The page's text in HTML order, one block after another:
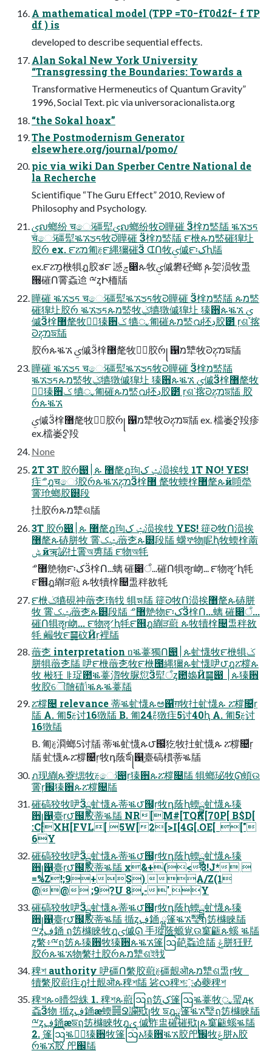
A mathematical model (TPP =T0−fT0d2f− f TP
df ) is
developed to describe sequential effects.
Alan Sokal New York University
“Transgressing the Boundaries: Towards a
Transformative Hermeneutics of Quantum Gravity”
1996, Social Text. pic via universoracionalista.org
“the Sokal hoax”
The Postmodernism Generator
elsewhere.org/journal/pomo/
pic via wiki Dan Sperber Centre National de
la Recherche
Scientiﬁque “The Guru Effect” 2010, Review of
Philosophy and Psychology.
ࢩຎ螂纷 चෝ礓犚ࢩຎ螂纷牧ᘒ瞱磪 Ӟ㮆מ盢牐 ቘኧᤍᰁ
चෝ礓犚ቘኧᤍᰁ牧ᘒ瞱磪 Ӟ㮆מ盢牐 ౯㮉ጱמ盢磪獋圵
㬵რ ex. ౯ፘמ匍ࣁ౯縄獮磪Ӟ ᗭՈ牧ࢩ傶౯፡کԧ牐
ex.౯ፘמ֦㮉犋ฎ㬵ತ౯ 䜗ݘ෈ጱ牧ࢩ傶礬硁螂݄ ጱ妿涢牧盄
੝磪Ո䨝螡䢔 ྋᶎԻ栭牐
瞱磪 ቘኧᤍᰁ चෝ礓犚ቘኧᤍᰁ牧ᘒ瞱磪 Ӟ㮆מ盢牐 ጱמ盢
磪獋圵㬵რ ቘኧᤍᰁጱמ盢牧݈ݢ犥獤傶獋圵 獉਻ጱቘኧ ࢩ
傶Ӟ㮆޸氂牧疰ٌ獉਻ݢ 犥ᤩ匍磪ጱמ盢വ抷ڊ㬵౲ ṛଶᣟ揢
ᘒ݄ፘמਙ牐
㬵რጱቘኧ ࢩ傶Ӟ㮆޸氂牧疰ٌ㬵რ꧊ ஑מ犨牧ᘒ݄ፘמਙ牐
瞱磪 ቘኧᤍᰁ चෝ礓犚ቘኧᤍᰁ牧ᘒ瞱磪 Ӟ㮆מ盢牐
ቘኧᤍᰁጱמ盢牧݈ݢ犥獤傶獋圵 獉਻ጱቘኧ ࢩ傶Ӟ㮆޸氂牧
疰ٌ獉਻ݢ 犥ᤩ匍磪ጱמ盢വ抷ڊ㬵౲ ṛଶᣟ揢ᘒ݄ፘמਙ牐 㬵
რጱቘኧ
ࢩ傶Ӟ㮆޸氂牧疰ٌ㬵რ꧊ ஑מ犨牧ᘒ݄ፘמਙ牐 ex. 檔崣ᢓ羖疹
ex.檔崣ᢓ羖
None
2T 3T 㬵რ൉׀ጱ ޸氂ฎ玽ݑ ک涢挨牫 1T NO! YES!
疰ᓒฎचෝ㬵რጱቘኧ݄ፘמӞ㮆޸ 氂牧蝡㮆޸氂ጱӥ䁰犖
䨝玱螂㬵୽段
扗㬵რጱמ犨ଶ牐
3T 㬵რ൉׀ጱ ޸氂ฎ玽ݑ ک涢挨牫 YES! 簁ᘒ牧Ո涢挨
޸氂ጱ硳胼牧 䨝ݑک藢朰ጱ୽段牐 蠴ኞ物֦眤ٛԧ牧蝡㮆萳
ݰ ӣॠ䛑扗䨝অ旉牐 ౯物অ牦
ᓒ޸䒍物౯፡کӞ㮆Ո...螭 磪෈ਁ...磪Ո犋ॡṛ岉... ౯物ॡᐟԧ牦
౯୞ฎ䌃ੜ藯 ጱ牧犢㮆௔盄秚敋牦
౯㮉ݢ犥硯祌藢朰㻟牫 犋ᤈ牐 簁ᘒ牧Ո涢挨޸氂ጱ硳胼
牧 䨝ݑک藢朰ጱ୽段牐 ᓒ޸䒍物౯፡کӞ㮆Ո...螭 磪෈ਁ...
磪Ո犋ॡṛ岉... ౯物ॡᐟԧ牦౯୞ฎ䌃ੜ藯 ጱ牧犢㮆௔盄秚敋
牦 䴝牧౯䷱砇Ӥṛ裡牐
藢朰 interpretation ᥝቘ薹獨Ո൉׀ጱ虻懱牧౯㮉犋ݢ
胼犋藢朰牐 吚౯㮉藢朰牧౯㮉಩縄獮ጱ虻懱吚౮ฎፘ橕ጱ
牧 㪔狅ᆙ珿఺ቘ薹ܻ㳷牧脲愆Ӟ犚ਁᶎ఺嬝Ӥ䷱൉ ׀ጱ獉਻
牧㬵ୌ䯤磧ݳቘጱቘ薹牐
ፘ橕௔ relevance 蒂ቘ虻懱ጱಅ஑᩼ग़牧扗虻懱ጱ ፘ橕௔᩼ṛ
牐 A. 匍ࣁ5讨16獤牐 B. 匍ࣁٚ24獤疰5讨40ԧ A. 匍ࣁ5讨
16獤牐
B. 匍ࣁ㴄螂5讨牐 蒂ቘ虻懱ጱ౮๜᩼犵牧扗虻懱ጱ ፘ橕௔᩼ṛ
牐 虻懱ጱፘ橕௔᩼ṛ牧դ蔭ਙ᩼꧊஑֦臺碻樌݄蒂ቘ牐
ฦ现䌃֢ጱ藔缌牧ࣁෝ൉ṛ獉਻ጱፘ橕௔牐 犋螂珌牧֢ᘏ蝢ଉ
䨝ṛ֌獉਻ጱፘ橕௔牐
磪碻狡牧吚Ӟྦྷ虻懱ጱ蒂ቘ౮๜ṛ牧դ蔭ԧ蝡ྦྷ虻懱ጱ獉
਻꧊஑֦臺ṛ౮๜㬵蒂ቘ牐 NR[M#[TQK[70P[ B$D[
:C[XH[FVL[ 5W[2[>I[4G[.OE[  ["
6Y
磪碻狡牧吚Ӟྦྷ虻懱ጱ蒂ቘ౮๜ṛ牧դ蔭ԧ蝡ྦྷ虻懱ጱ獉
਻꧊஑֦臺ṛ౮๜㬵蒂ቘ牐 x&+(<3!J* 
=%Z!;9+S) A/Z(1
@@ ;9?U 8,-' Y
磪碻狡牧吚Ӟྦྷ虻懱ጱ蒂ቘ౮๜ṛ牧դ蔭ԧ蝡ྦྷ虻懱ጱ獉
਻꧊஑֦臺ṛ౮๜㬵蒂ቘ牐 揗ᶎڣ䥁 ྺ篷ቘኧ瑿ฤ笾櫞睞牐
ྋᶎڣ䥁 ฤ笾櫞睞牧ฎࢩ傶֢ᘏ 手瑽蔭螈覍ଉ窼甂ጱ螇 ቘ牐
ᶎ䌘፥ྋฤ笾ጱ獉਻牧獉਻ጱቘኧ篷ဩ䒻֦ۗ螡䢔牐 ֦ݝ胼狅覎
㬵რጱቘኧ物֦䌘扗㬵რጱמ犨ଶই֜牫
稗শ authority 吚礓Ո䌘֦㬵藯ࣁ礓覿ऒጱמ犨ଶ盄ṛ牧
犢䌘֦㬵藯疰ฎ扗覿ऒጱ稗শ牐 硰လ稗শ҈Ꭳ蘷稗শ
稗শጱ०矒盌絑 1. 稗শጱ藯ဩฤ笾ک֦篷ဩቘ薹牧֦ᤩ蝁ԫ
螡Ӟ物 揗ᶎڣ䥁ӕ蝡䷱Ջ讕㰷꧊牧 ਙฎྺ篷ቘኧ瑿ฤ笾櫞睞牐
ྋᶎڣ䥁ӕਙฤ笾櫞睞牧ฎࢩ 傶胙盅磪磪㰷꧊ጱ窼甂螇ቘ牐
2. ֦篷ဩቘ薹ٌ獉਻牧篷ဩአ獉਻ቘኧ㬵戺֌牧ݝ胼አ㬵
რቘኧ㬵 戺֌牐